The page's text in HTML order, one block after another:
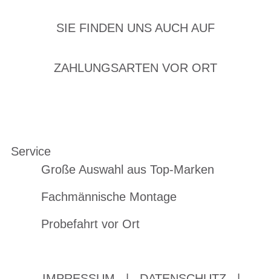
SIE FINDEN UNS AUCH AUF
ZAHLUNGSARTEN VOR ORT
Service
Große Auswahl aus Top-Marken
Fachmännische Montage
Probefahrt vor Ort